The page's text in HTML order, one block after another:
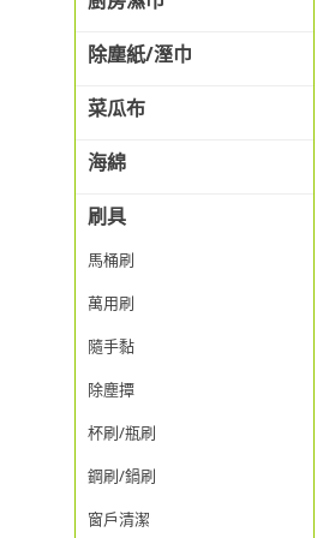
除塵紙/溼巾
菜瓜布
海綿
刷具
馬桶刷
萬用刷
隨手黏
除塵撢
杯刷/瓶刷
鋼刷/鍋刷
窗戶清潔